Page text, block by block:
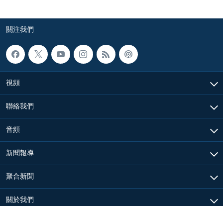
關注我們
視頻
聯絡我們
音頻
新聞報導
聚合新聞
關於我們